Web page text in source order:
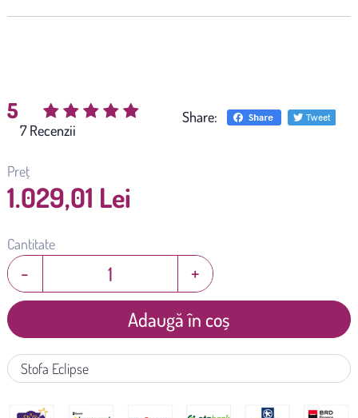
5
7
Share:
Preț
1.029,01 Lei
Cantitate
+
-
Adaugă în coș
Stofa Eclipse